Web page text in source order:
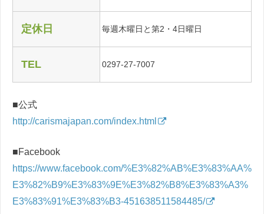
定休日 毎週木曜日と第2・4日曜日
TEL 0297-27-7007
■公式
http://carismajapan.com/index.html
■Facebook
https://www.facebook.com/%E3%82%AB%E3%83%AA%
E3%82%B9%E3%83%9E%E3%82%B8%E3%83%A3%
E3%83%91%E3%83%B3-451638511584485/